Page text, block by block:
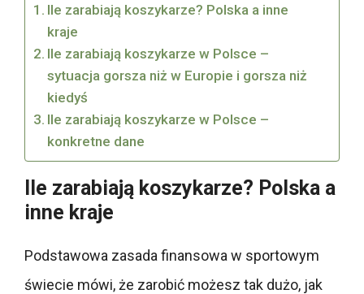
Ile zarabiają koszykarze? Polska a inne
kraje
Ile zarabiają koszykarze w Polsce –
sytuacja gorsza niż w Europie i gorsza niż
kiedyś
Ile zarabiają koszykarze w Polsce –
konkretne dane
Ile zarabiają koszykarze? Polska a
inne kraje
Podstawowa zasada finansowa w sportowym
świecie mówi, że zarobić możesz tak dużo, jak